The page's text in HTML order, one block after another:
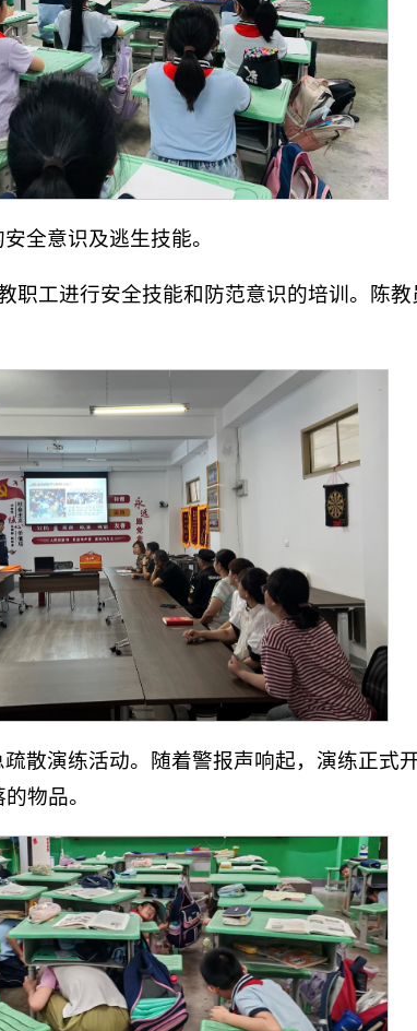
全意识及逃生技能。
职工进行安全技能和防范意识的培训。陈
散演练活动。随着警报声响起，演练正式
物品。